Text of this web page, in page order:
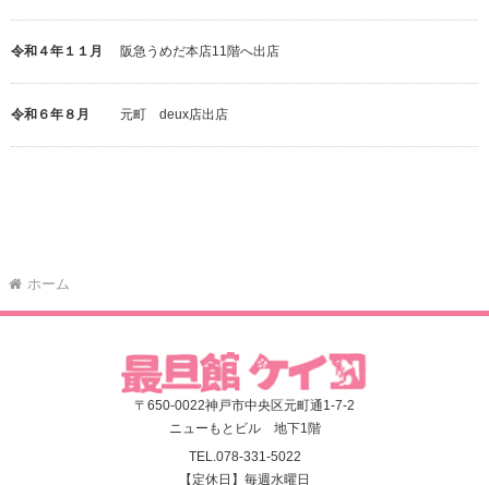
令和４年１１月 阪急うめだ本店11階へ出店
令和６年８月 元町 deux店出店
ホーム
〒650-0022神戸市中央区元町通1-7-2
ニューもとビル 地下1階
TEL.078-331-5022
【定休日】毎週水曜日